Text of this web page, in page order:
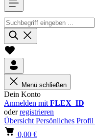
Menü schließen
Dein Konto
Anmelden mit FLEX_ID
oderregistrieren
Übersicht Persönliches Profil
0,00 €